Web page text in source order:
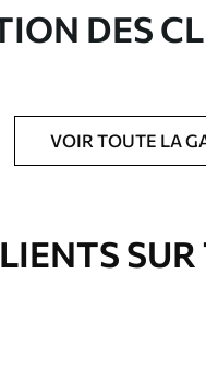
jusqu’à 50 cm de large.
DES
VOIR TOUTE LA